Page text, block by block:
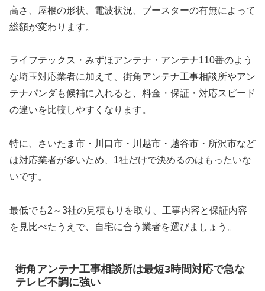
高さ、屋根の形状、電波状況、ブースターの有無によって
総額が変わります。
ライフテックス・みずほアンテナ・アンテナ110番のよう
な埼玉対応業者に加えて、街角アンテナ工事相談所やアン
テナパンダも候補に入れると、料金・保証・対応スピード
の違いを比較しやすくなります。
特に、さいたま市・川口市・川越市・越谷市・所沢市など
は対応業者が多いため、1社だけで決めるのはもったいな
いです。
最低でも2～3社の見積もりを取り、工事内容と保証内容
を見比べたうえで、自宅に合う業者を選びましょう。
街角アンテナ工事相談所は最短3時間対応で急な
テレビ不調に強い